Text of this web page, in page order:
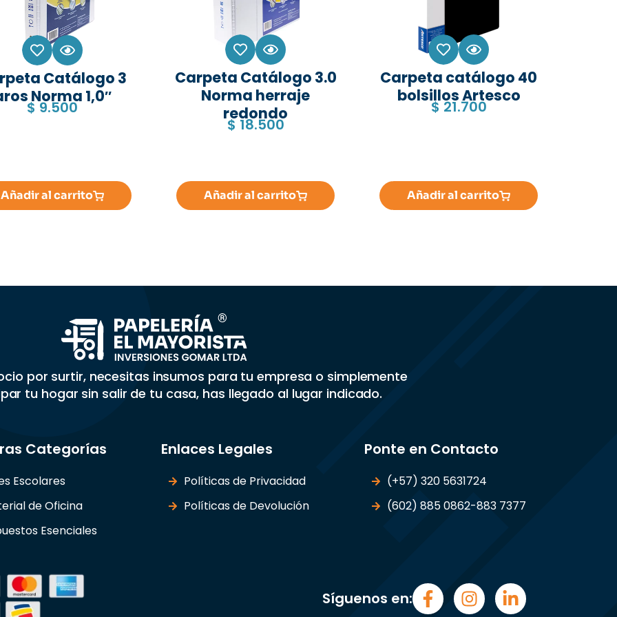
Catálogo 3
Norma 1,0″
$9.500
Añadir al carrito
Carpeta Catálogo 3.0
Norma herraje
redondo
$18.500
Añadir al carrito
Carpeta catálogo 40
bolsillos Artesco
$21.700
Añadir al carrito
por surtir, necesitas insumos para tu empresa o simplemente
tu hogar sin salir de tu casa, has llegado al lugar indicado.
Categorías
Escolares
de Oficina
Esenciales
Enlaces Legales
Políticas de Privacidad
Políticas de Devolución
Ponte en Contacto
(+57) 320 5631724
(602) 885 0862-883 7377
Síguenos en: